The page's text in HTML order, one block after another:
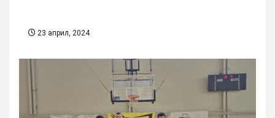
23 април, 2024